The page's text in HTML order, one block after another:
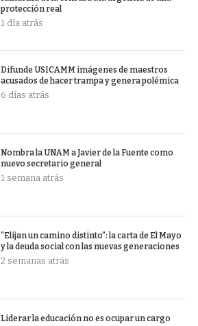
protección real
1 día atrás
Difunde USICAMM imágenes de maestros
acusados de hacer trampa y genera polémica
6 días atrás
Nombra la UNAM a Javier de la Fuente como
nuevo secretario general
1 semana atrás
“Elijan un camino distinto”: la carta de El Mayo
y la deuda social con las nuevas generaciones
2 semanas atrás
Liderar la educación no es ocupar un cargo